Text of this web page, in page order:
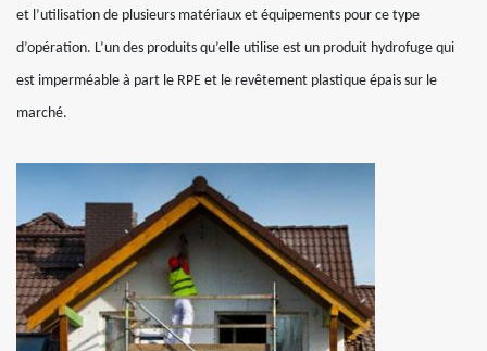
et l’utilisation de plusieurs matériaux et équipements pour ce type
d’opération. L’un des produits qu’elle utilise est un produit hydrofuge qui
est imperméable à part le RPE et le revêtement plastique épais sur le
marché.